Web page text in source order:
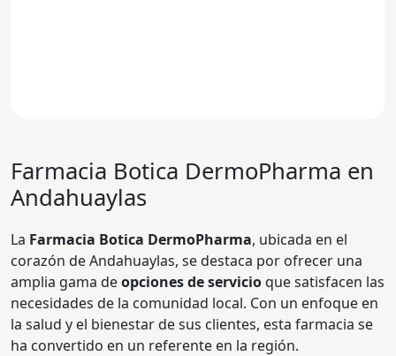
Farmacia Botica DermoPharma en
Andahuaylas
La Farmacia Botica DermoPharma, ubicada en el
corazón de Andahuaylas, se destaca por ofrecer una
amplia gama deopciones de servicioque satisfacen las
necesidades de la comunidad local. Con un enfoque en
la salud y el bienestar de sus clientes, esta farmacia se
ha convertido en un referente en la región.